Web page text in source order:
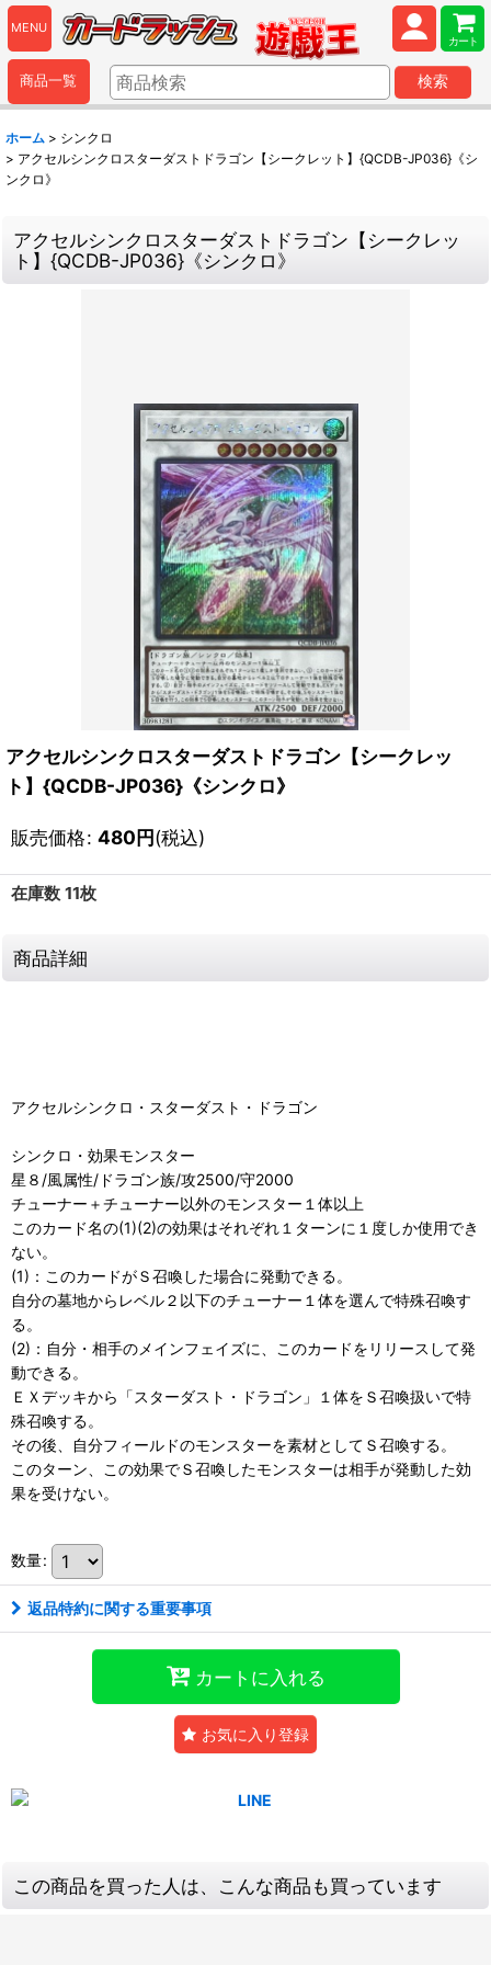
MENU
カート
商品一覧 検索
ホーム > シンクロ
> アクセルシンクロスターダストドラゴン【シークレット】{QCDB-JP036}《シ
ンクロ》
アクセルシンクロスターダストドラゴン【シークレッ
ト】{QCDB-JP036}《シンクロ》
アクセルシンクロスターダストドラゴン【シークレッ
ト】{QCDB-JP036}《シンクロ》
販売価格: 480円(税込)
在庫数 11枚
商品詳細
アクセルシンクロ・スターダスト・ドラゴン
シンクロ・効果モンスター
星８/風属性/ドラゴン族/攻2500/守2000
チューナー＋チューナー以外のモンスター１体以上
このカード名の(1)(2)の効果はそれぞれ１ターンに１度しか使用でき
ない。
(1)：このカードがＳ召喚した場合に発動できる。
自分の墓地からレベル２以下のチューナー１体を選んで特殊召喚す
る。
(2)：自分・相手のメインフェイズに、このカードをリリースして発
動できる。
ＥＸデッキから「スターダスト・ドラゴン」１体をＳ召喚扱いで特
殊召喚する。
その後、自分フィールドのモンスターを素材としてＳ召喚する。
このターン、この効果でＳ召喚したモンスターは相手が発動した効
果を受けない。
数量:
返品特約に関する重要事項
カートに入れる
お気に入り登録
この商品を買った人は、こんな商品も買っています